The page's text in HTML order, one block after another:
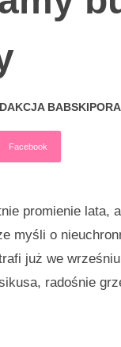
Facebook
promienie lata,
myśli o
już we
radośnie